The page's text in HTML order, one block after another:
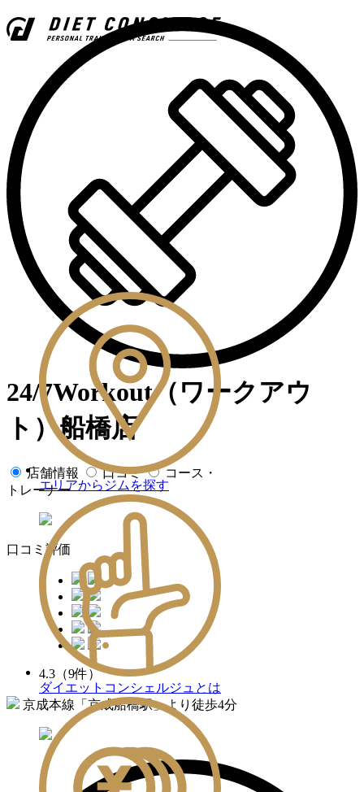
エリアからジムを探す
ダイエットコンシェルジュとは
24/7Workout（ワークアウ
ト）船橋店
店舗情報 口コミ
コース・
トレーナー
口コミ評価
4.3 （9件）
京成本線「京成船橋駅」より徒歩4分